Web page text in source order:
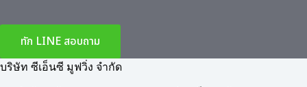
ทัก LINE สอบถาม
บริษัท ซีเอ็นซี มูฟวิ่ง จำกัด